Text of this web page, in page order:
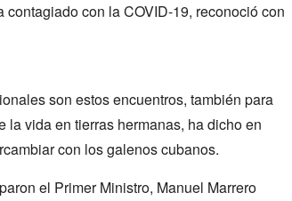
con la COVID-19, reconoció con
son estos encuentros, también para
la vida en tierras hermanas, ha dicho en
con los galenos cubanos.
el Primer Ministro, Manuel Marrero